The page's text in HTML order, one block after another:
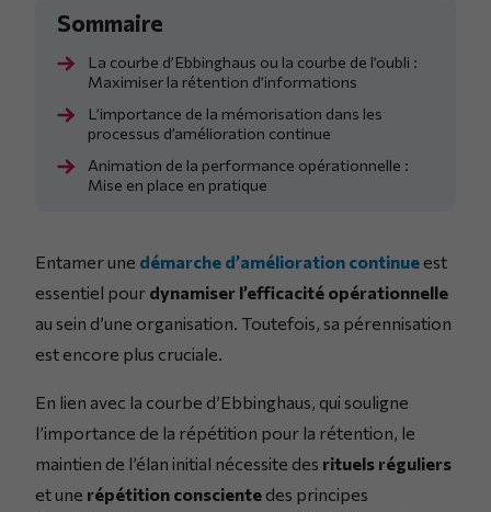
La courbe d’Ebbinghaus ou la courbe de l’oubli :
Maximiser la rétention d’informations
L’importance de la mémorisation dans les
processus d’amélioration continue
Animation de la performance opérationnelle :
Mise en place en pratique
Entamer une démarche d’amélioration continue est
essentiel pour dynamiser l’efficacité opérationnelle
au sein d’une organisation. Toutefois, sa pérennisation
est encore plus cruciale.
En lien avec la courbe d’Ebbinghaus, qui souligne
l’importance de la répétition pour la rétention, le
maintien de l’élan initial nécessite des rituels réguliers
et une répétition consciente des principes